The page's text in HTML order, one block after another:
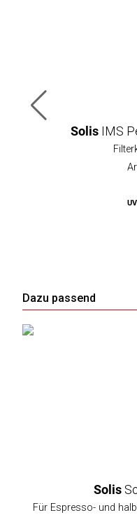
SolisIMS
Dazu passend
Solis
Für Espresso- und